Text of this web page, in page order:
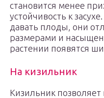
становится менее
устойчивость к
давать плоды, они
размерами и
растении появятся
На кизильник
Кизильник